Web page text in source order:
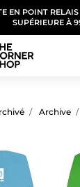
EN POINT
SUPÉRIEURE À
Archive